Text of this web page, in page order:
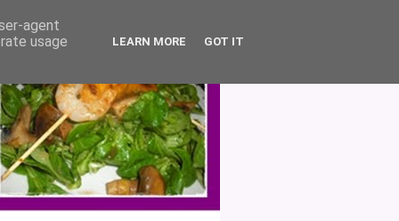
agent
usage
LEARN MORE GOT IT